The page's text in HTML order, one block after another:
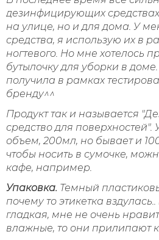
дезинфицирующих средствах
на улице, но и для дома. У
средства, я использую их в
ногтевого. Но мне хотелось
бутылочку для уборки в
получила в рамках
бренду^^
Продукт так и называется
средство для
объем, 200мл, но бывает и
чтобы носить в сумочке,
кафе, например.
Упаковка. Темный
почему то этикетка вздулась..
гладкая, мне не очень
влажные, то они прилипают